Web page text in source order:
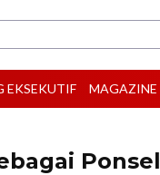
EKSEKUTIF MAGAZINE
Ponsel